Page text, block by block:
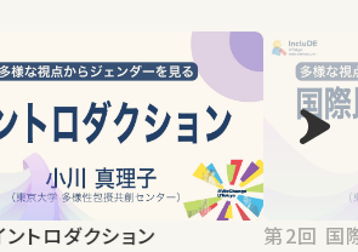
回 イントロダクション 第2